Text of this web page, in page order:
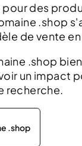
pour des
.shop
de vente
.shop
un impact
recherche.
.shop